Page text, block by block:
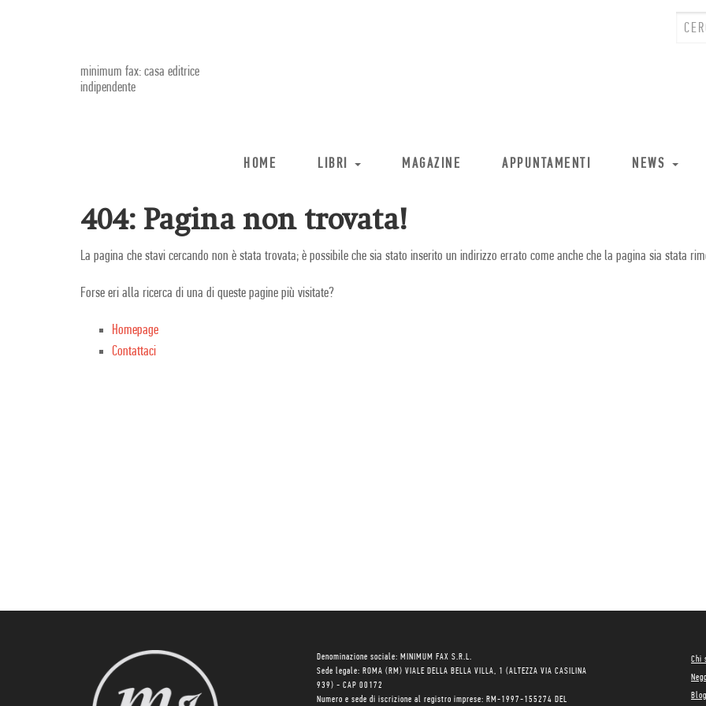
minimum fax: casa editrice
indipendente
HOME LIBRI MAGAZINE APPUNTAMENTI NEWS
404: Pagina non trovata!
La pagina che stavi cercando non è stata trovata; è possibile che sia stato inserito un indirizzo errato come anche che la pagina sia stata
Forse eri alla ricerca di una di queste pagine più visitate?
Homepage
Contattaci
Denominazione sociale: MINIMUM FAX S.R.L.
Sede legale: ROMA (RM) VIALE DELLA BELLA VILLA, 1 (ALTEZZA VIA CASILINA
939) - CAP 00172
Numero e sede di iscrizione al registro imprese: RM-1997-155274 DEL
Chi